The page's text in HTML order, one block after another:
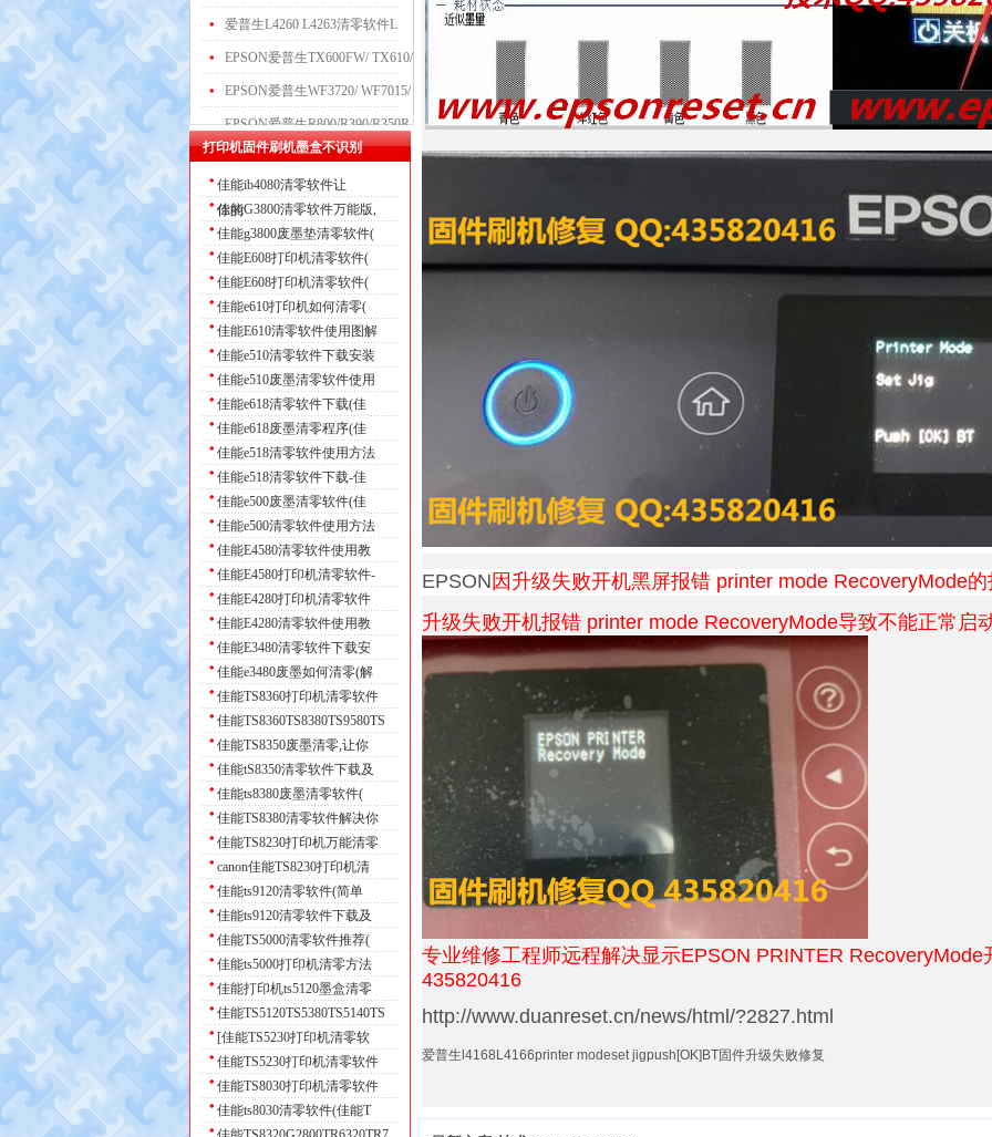
EPSON 因升级失败开机黑屏报错 printer mode RecoveryMode
升级失败开机报错 printer mode RecoveryMode导致不能正常启
专业维修工程师远程解决显示EPSON PRINTER RecoveryMode
435820416
http://www.duanreset.cn/news/html/?2827.html
爱普生l4168L4166printer modeset jigpush[OK]BT固件升级失败修复
爱普生L4260 L4263清零软件L
EPSON爱普生TX600FW/ TX610/
EPSON爱普生WF3720/ WF7015/
EPSON爱普生R800/R390/R350R
EPSON爱普生XP2100/ XP2101
EPSON爱普生Photo1390/Photo
EPSON爱普生
RX690/RX590/RX5
EPSON爱普生
TX800FW/TX810FW
EPSON爱普生L3158/L4168/L31
爱普生L3163 L3161 L3109 L3
爱普生EPSON L380 L38 3L385
爱普生XP245 XP247 XP100 X
爱普生SureColorP408SCP400P
爱普生L1118 L1119 L3108L31
爱普生 Epson WF2650 2660 2
爱普生Epson L405 L805 L180
爱普生 L4158 L4168 L3118L3
爱普生L3118 L3119 L3108 L3
爱普生EP-803A EP-901A EP-9
爱普生Artisan700Artisan725
打印机固件刷机墨盒不识别
佳能ib4080清零软件让
你的
佳能G3800清零软件万能版,
佳能g3800废墨垫清零软件(
佳能E608打印机清零软件(
佳能E608打印机清零软件(
佳能e610打印机如何清零(
佳能E610清零软件使用图解
佳能e510清零软件下载安装
佳能e510废墨清零软件使用
佳能e618清零软件下载(佳
佳能e618废墨清零程序(佳
佳能e518清零软件使用方法
佳能e518清零软件下载-佳
佳能e500废墨清零软件(佳
佳能e500清零软件使用方法
佳能E4580清零软件使用教
佳能E4580打印机清零软件-
佳能E4280打印机清零软件
佳能E4280清零软件使用教
佳能E3480清零软件下载安
佳能e3480废墨如何清零(解
佳能TS8360打印机清零软件
佳能TS8360TS8380TS9580TS
佳能TS8350废墨清零,让你
佳能tS8350清零软件下载及
佳能ts8380废墨清零软件(
佳能TS8380清零软件解决你
佳能TS8230打印机万能清零
canon佳能TS8230打印机清
佳能ts9120清零软件(简单
佳能ts9120清零软件下载及
佳能TS5000清零软件推荐(
佳能ts5000打印机清零方法
佳能打印机ts5120墨盒清零
佳能TS5120TS5380TS5140TS
[佳能TS5230打印机清零软
佳能TS5230打印机清零软件
佳能TS8030打印机清零软件
佳能ts8030清零软件(佳能T